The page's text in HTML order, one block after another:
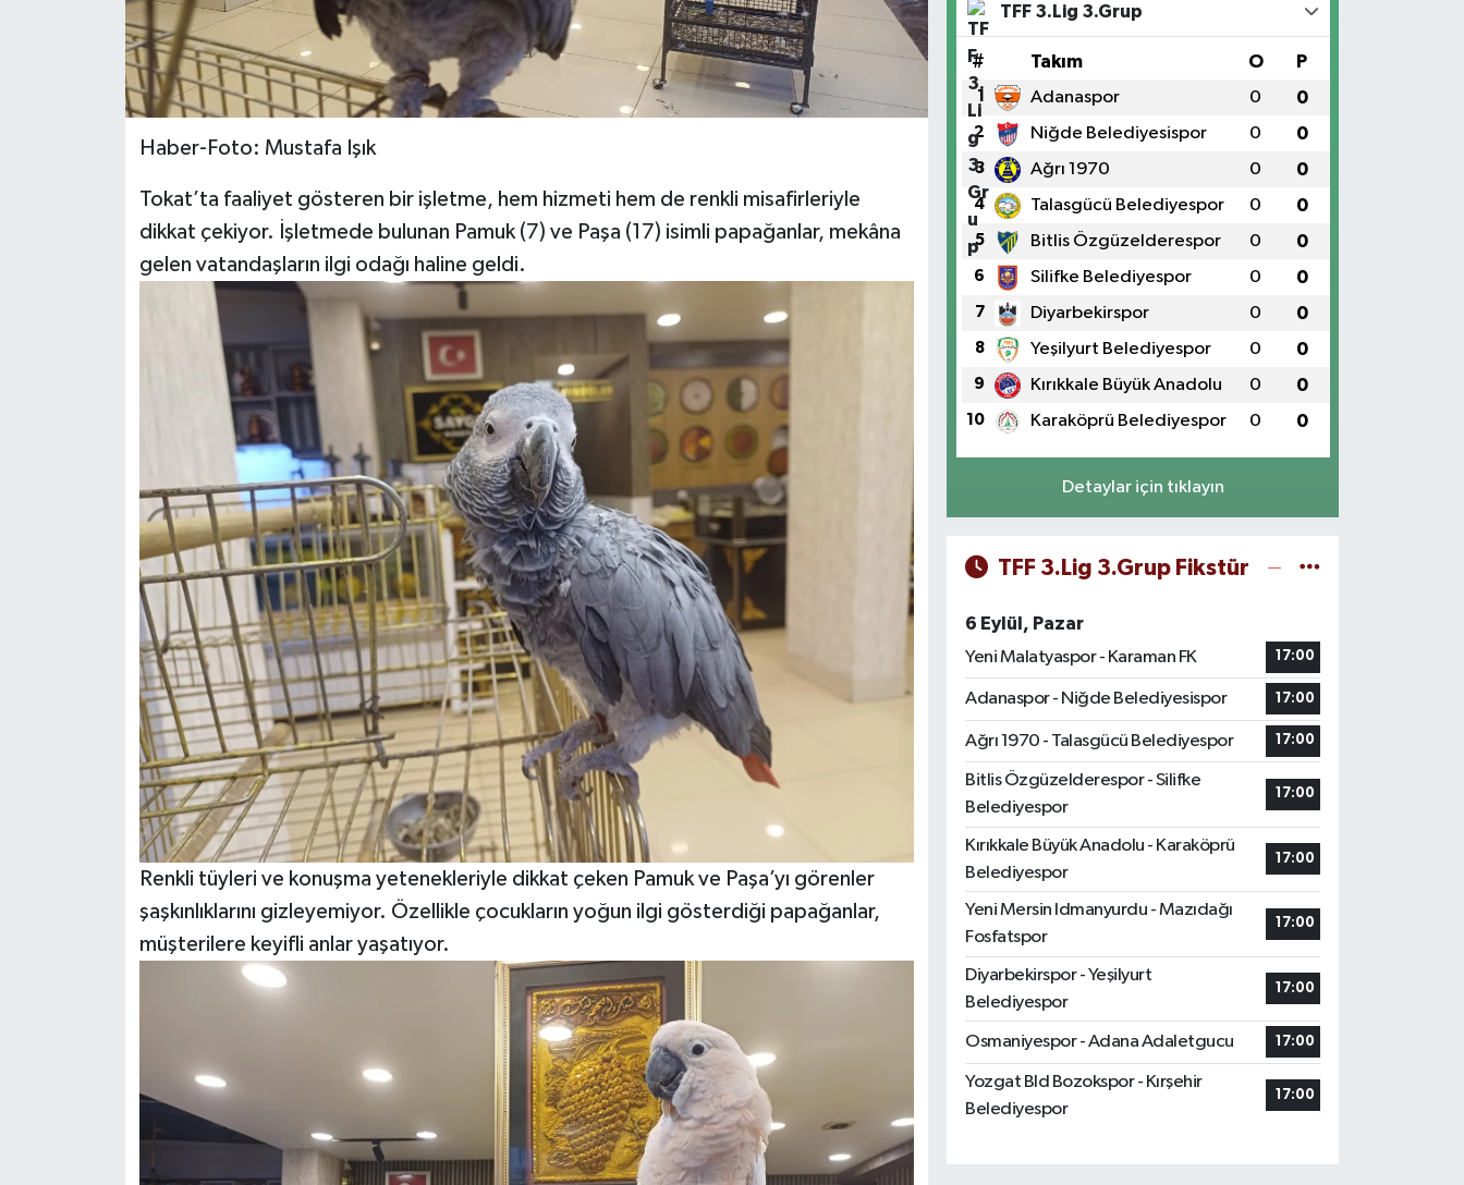
Haber-Foto: Mustafa Işık
Tokat’ta faaliyet gösteren bir işletme, hem hizmeti hem de renkli misafirleriyle
dikkat çekiyor. İşletmede bulunan Pamuk (7) ve Paşa (17) isimli papağanlar, mekâna
gelen vatandaşların ilgi odağı haline geldi.
Renkli tüyleri ve konuşma yetenekleriyle dikkat çeken Pamuk ve Paşa’yı görenler
şaşkınlıklarını gizleyemiyor. Özellikle çocukların yoğun ilgi gösterdiği papağanlar,
müşterilere keyifli anlar yaşatıyor.
TFF 3.Lig 3.Grup
# Takım O P
1 Adanaspor 0 0
2 Niğde Belediyesispor 0 0
3 Ağrı 1970 0 0
4 Talasgücü Belediyespor 0 0
5 Bitlis Özgüzelderespor 0 0
6 Silifke Belediyespor 0 0
7 Diyarbekirspor 0 0
8 Yeşilyurt Belediyespor 0 0
9 Kırıkkale Büyük Anadolu 0 0
10 Karaköprü Belediyespor 0 0
Detaylar için tıklayın
TFF 3.Lig 3.Grup Fikstür
6 Eylül, Pazar
Yeni Malatyaspor - Karaman FK
17:00
Adanaspor - Niğde Belediyesispor 17:00
Ağrı 1970 - Talasgücü Belediyespor 17:00
Bitlis Özgüzelderespor - Silifke
Belediyespor
17:00
Kırıkkale Büyük Anadolu - Karaköprü
Belediyespor
17:00
Yeni Mersin Idmanyurdu - Mazıdağı
Fosfatspor
17:00
Diyarbekirspor - Yeşilyurt
Belediyespor
17:00
Osmaniyespor - Adana Adaletgucu 17:00
Yozgat Bld Bozokspor - Kırşehir
Belediyespor
17:00